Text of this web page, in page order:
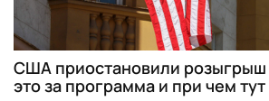
США приостановили розыгрыш
это за программа и при чем